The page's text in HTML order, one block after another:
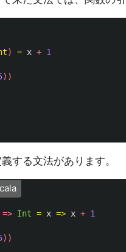
) = x + 1
))
する文法があります。
=> Int = x => x + 1
))